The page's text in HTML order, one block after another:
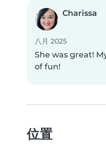
Charissa
八月 2025
She was great!
of fun!
位置